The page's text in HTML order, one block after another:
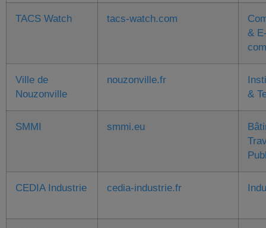
TACS Watch tacs-watch.com
&
Ville de
Nouzonville
nouzonville.fr
&
SMMI smmi.eu
CEDIA Industrie cedia-industrie.fr